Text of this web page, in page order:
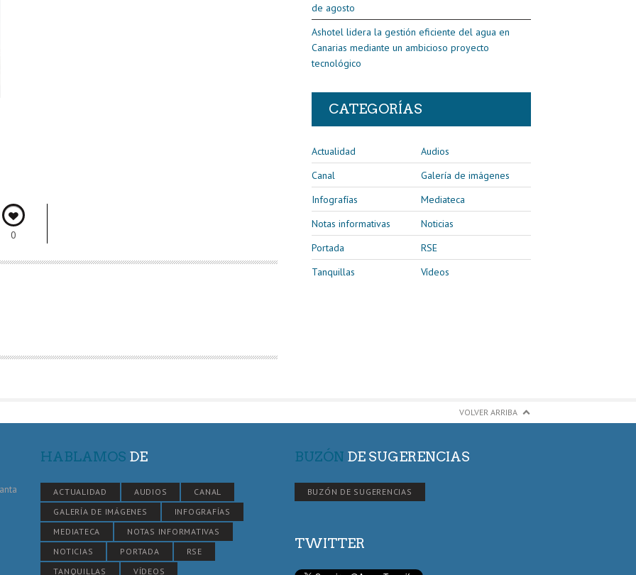
0
de agosto
Ashotel lidera la gestión eficiente del agua en
Canarias mediante un ambicioso proyecto
tecnológico
CATEGORÍAS
Actualidad
Audios
Canal
Galería de imágenes
Infografías
Mediateca
Notas informativas
Noticias
Portada
RSE
Tanquillas
Vídeos
VOLVER ARRIBA
HABLAMOS DE
ACTUALIDAD AUDIOS
CANAL
GALERÍA DE IMÁGENES
INFOGRAFÍAS
MEDIATECA
NOTAS INFORMATIVAS
NOTICIAS
PORTADA
RSE
TANQUILLAS
VÍDEOS
BUZÓN DE SUGERENCIAS
BUZÓN DE SUGERENCIAS
TWITTER